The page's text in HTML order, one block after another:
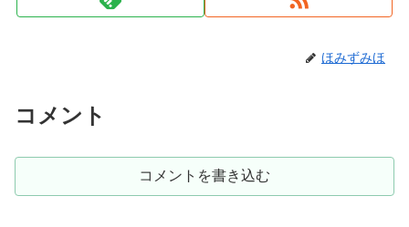
ほみずみほ
コメント
コメントを書き込む